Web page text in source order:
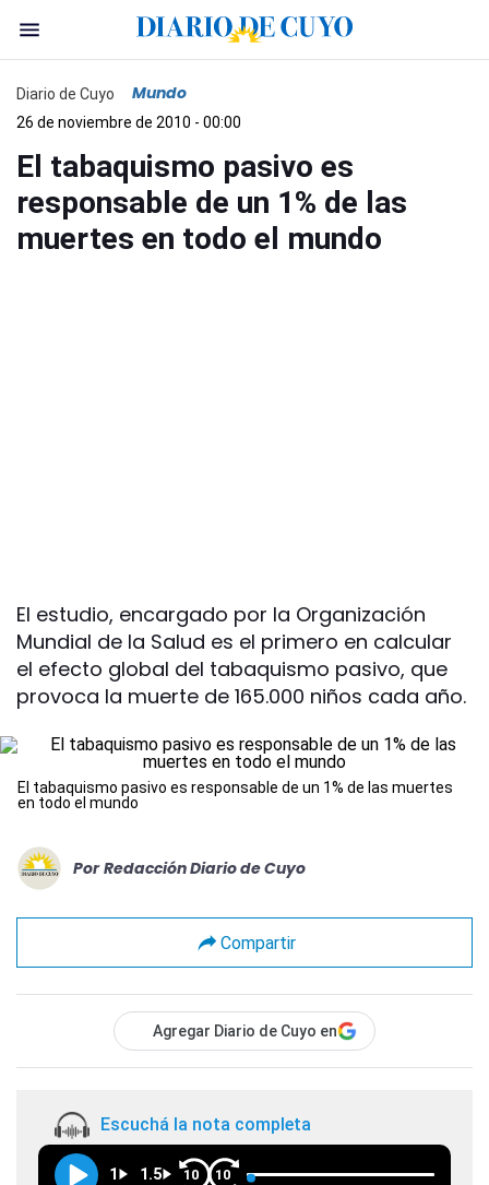
Diario de Cuyo Mundo
26 de noviembre de 2010 - 00:00
El tabaquismo pasivo es
responsable de un 1% de las
muertes en todo el mundo
El estudio, encargado por la Organización
Mundial de la Salud es el primero en calcular
el efecto global del tabaquismo pasivo, que
provoca la muerte de 165.000 niños cada año.
El tabaquismo pasivo es responsable de un 1% de las muertes
en todo el mundo
Por Redacción Diario de Cuyo
Compartir
Agregar Diario de Cuyo en
Escuchá la nota completa
1 1.5 10 10